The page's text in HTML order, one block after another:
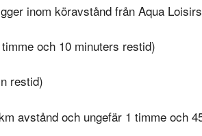
inom köravstånd från Aqua
och 10 minuters restid)
restid)
avstånd och ungefär 1 timme och